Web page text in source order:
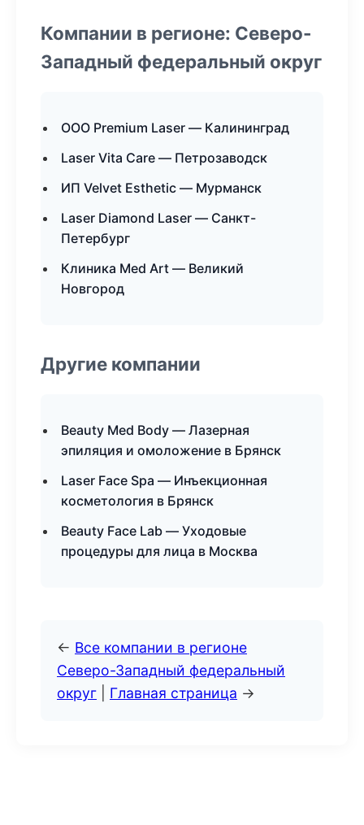
Компании в регионе: Северо-
Западный федеральный округ
ООО Premium Laser — Калининград
Laser Vita Care — Петрозаводск
ИП Velvet Esthetic — Мурманск
Laser Diamond Laser — Санкт-
Петербург
Клиника Med Art — Великий
Новгород
Другие компании
Beauty Med Body — Лазерная
эпиляция и омоложение в Брянск
Laser Face Spa — Инъекционная
косметология в Брянск
Beauty Face Lab — Уходовые
процедуры для лица в Москва
← Все компании в регионе
Северо-Западный федеральный
округ
Главная страница →